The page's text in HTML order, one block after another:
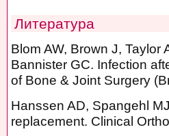
Литература
Blom AW, Brown J, Taylor
Bannister GC. Infection
of Bone & Joint Surgery
Hanssen AD, Spangehl
replacement. Clinical